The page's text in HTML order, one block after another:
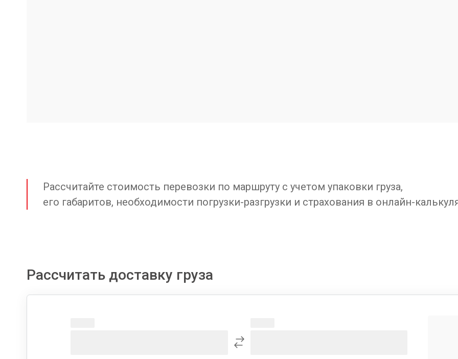
Рассчитайте стоимость перевозки по маршруту с учетом упаковки груза,
его габаритов, необходимости погрузки-разгрузки и страхования в онлайн-
Рассчитать доставку груза